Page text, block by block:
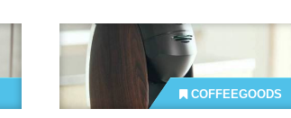
COFFEEGOODS